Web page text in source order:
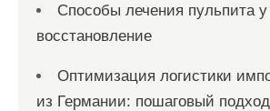
Способы лечения пульпита
восстановление
Оптимизация логистики
из Германии: пошаговый подход